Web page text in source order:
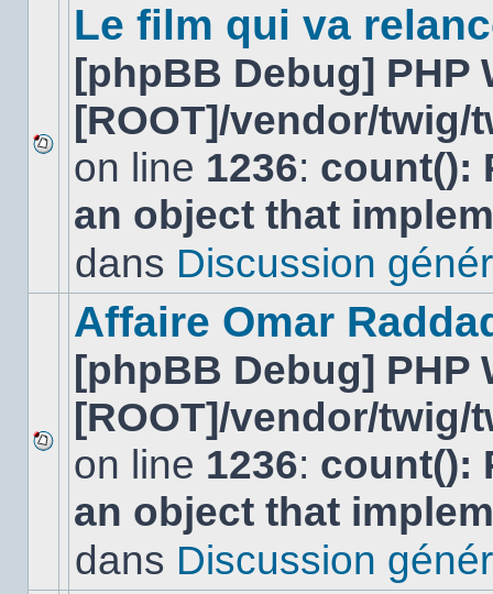
Aucun
nouveau
message
non-
dans
Le film qui va
[phpBB Debug] PHP
[ROOT]/vendor/
on line 1236: count():
an object that
dans Discussion
Aucun
nouveau
message
non-
dans
Affaire Omar
[phpBB Debug] PHP
[ROOT]/vendor/
on line 1236: count():
an object that
dans Discussion